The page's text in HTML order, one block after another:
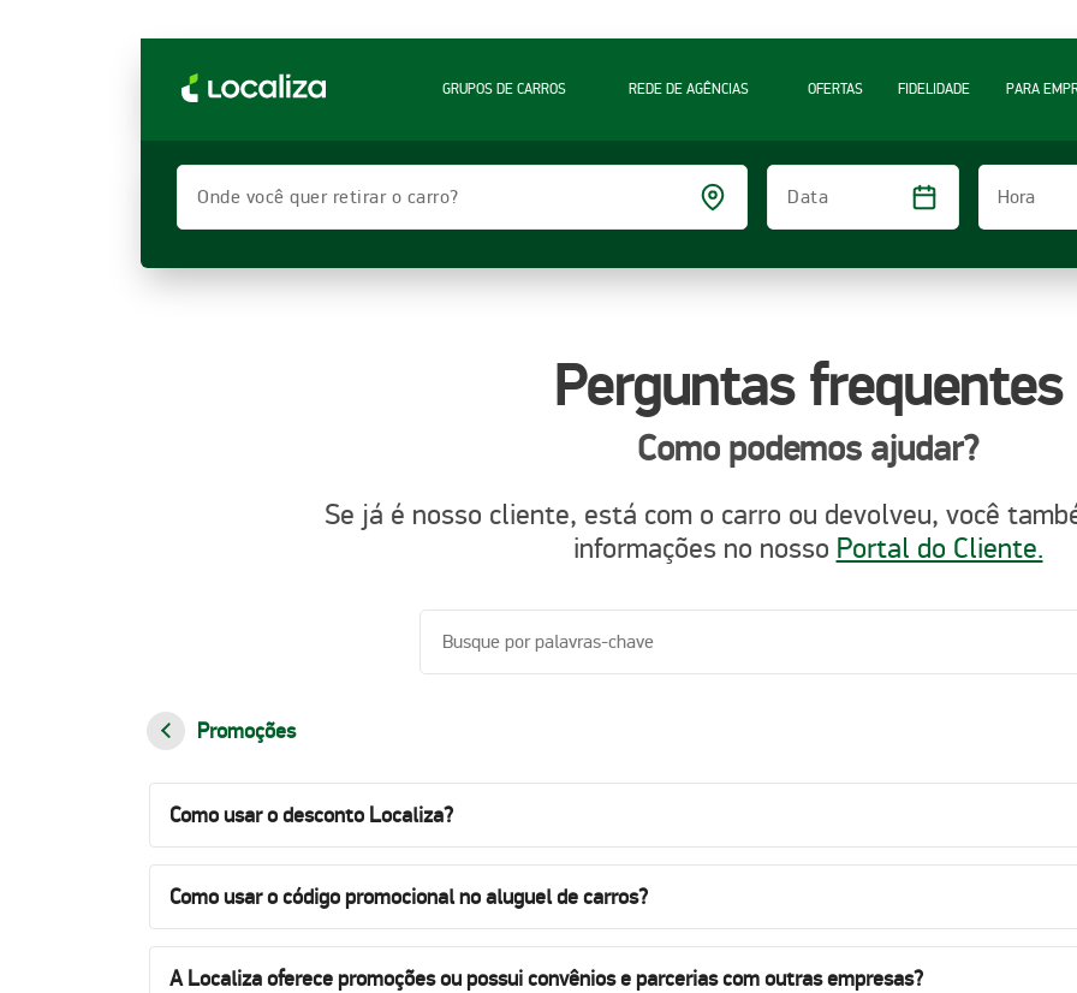
GRUPOS DE CARROS REDE DE AGÊNCIAS OFERTAS FIDELIDADE PARA
Onde você quer retirar o carro? Data
Hora
Perguntas frequentes
Como podemos ajudar?
Se já é nosso cliente, está com o carro ou devolveu, você
informações no nosso Portal do Cliente.
Promoções
Como usar o desconto Localiza?
Como usar o código promocional no aluguel de carros?
A Localiza oferece promoções ou possui convênios e parcerias com outras empresas?